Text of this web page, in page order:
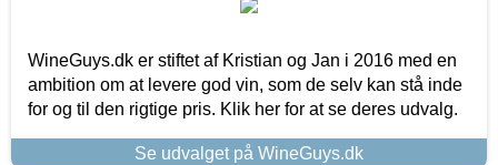
WineGuys.dk er stiftet af Kristian og Jan i 2016 med en
ambition om at levere god vin, som de selv kan stå inde
for og til den rigtige pris. Klik her for at se deres udvalg.
Se udvalget på WineGuys.dk